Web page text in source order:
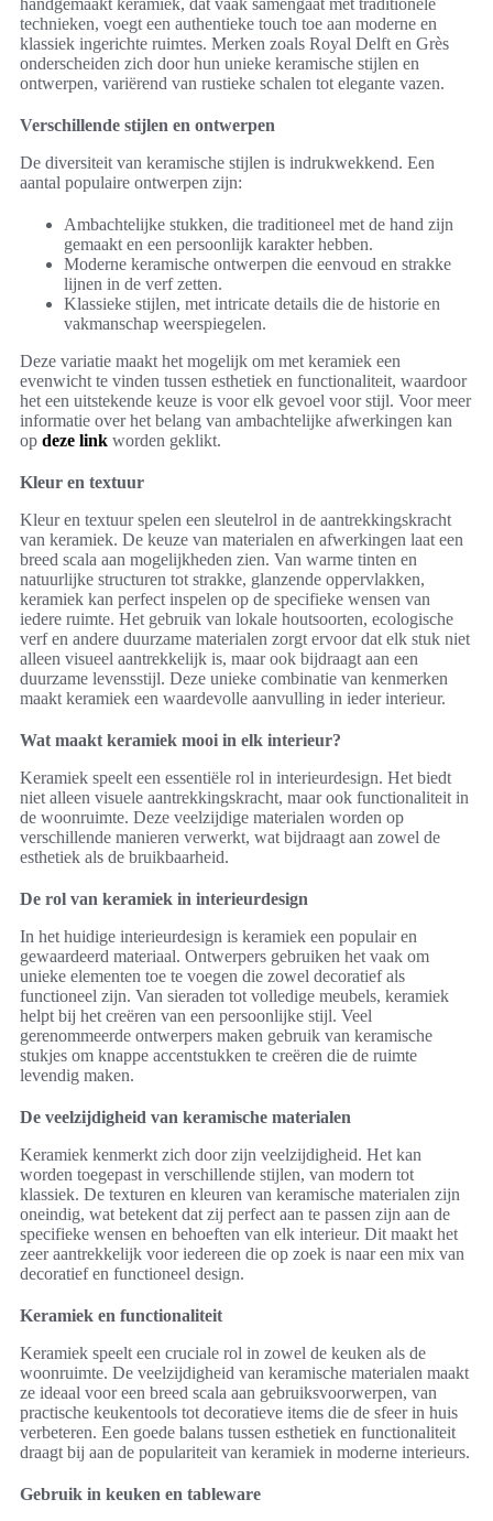
handgemaakt keramiek, dat vaak samengaat met traditionele
technieken, voegt een authentieke touch toe aan moderne en
klassiek ingerichte ruimtes. Merken zoals Royal Delft en Grès
onderscheiden zich door hun unieke keramische stijlen en
ontwerpen, variërend van rustieke schalen tot elegante vazen.
Verschillende stijlen en ontwerpen
De diversiteit van keramische stijlen is indrukwekkend. Een
aantal populaire ontwerpen zijn:
Ambachtelijke stukken, die traditioneel met de hand zijn
gemaakt en een persoonlijk karakter hebben.
Moderne keramische ontwerpen die eenvoud en strakke
lijnen in de verf zetten.
Klassieke stijlen, met intricate details die de historie en
vakmanschap weerspiegelen.
Deze variatie maakt het mogelijk om met keramiek een
evenwicht te vinden tussen esthetiek en functionaliteit, waardoor
het een uitstekende keuze is voor elk gevoel voor stijl. Voor meer
informatie over het belang van ambachtelijke afwerkingen kan
op deze link worden geklikt.
Kleur en textuur
Kleur en textuur spelen een sleutelrol in de aantrekkingskracht
van keramiek. De keuze van materialen en afwerkingen laat een
breed scala aan mogelijkheden zien. Van warme tinten en
natuurlijke structuren tot strakke, glanzende oppervlakken,
keramiek kan perfect inspelen op de specifieke wensen van
iedere ruimte. Het gebruik van lokale houtsoorten, ecologische
verf en andere duurzame materialen zorgt ervoor dat elk stuk niet
alleen visueel aantrekkelijk is, maar ook bijdraagt aan een
duurzame levensstijl. Deze unieke combinatie van kenmerken
maakt keramiek een waardevolle aanvulling in ieder interieur.
Wat maakt keramiek mooi in elk interieur?
Keramiek speelt een essentiële rol in interieurdesign. Het biedt
niet alleen visuele aantrekkingskracht, maar ook functionaliteit in
de woonruimte. Deze veelzijdige materialen worden op
verschillende manieren verwerkt, wat bijdraagt aan zowel de
esthetiek als de bruikbaarheid.
De rol van keramiek in interieurdesign
In het huidige interieurdesign is keramiek een populair en
gewaardeerd materiaal. Ontwerpers gebruiken het vaak om
unieke elementen toe te voegen die zowel decoratief als
functioneel zijn. Van sieraden tot volledige meubels, keramiek
helpt bij het creëren van een persoonlijke stijl. Veel
gerenommeerde ontwerpers maken gebruik van keramische
stukjes om knappe accentstukken te creëren die de ruimte
levendig maken.
De veelzijdigheid van keramische materialen
Keramiek kenmerkt zich door zijn veelzijdigheid. Het kan
worden toegepast in verschillende stijlen, van modern tot
klassiek. De texturen en kleuren van keramische materialen zijn
oneindig, wat betekent dat zij perfect aan te passen zijn aan de
specifieke wensen en behoeften van elk interieur. Dit maakt het
zeer aantrekkelijk voor iedereen die op zoek is naar een mix van
decoratief en functioneel design.
Keramiek en functionaliteit
Keramiek speelt een cruciale rol in zowel de keuken als de
woonruimte. De veelzijdigheid van keramische materialen maakt
ze ideaal voor een breed scala aan gebruiksvoorwerpen, van
practische keukentools tot decoratieve items die de sfeer in huis
verbeteren. Een goede balans tussen esthetiek en functionaliteit
draagt bij aan de populariteit van keramiek in moderne interieurs.
Gebruik in keuken en tableware